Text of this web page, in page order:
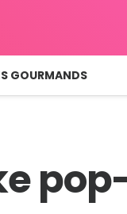
GOURMANDS